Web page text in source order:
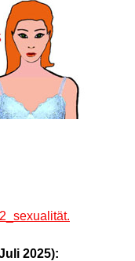
2025):